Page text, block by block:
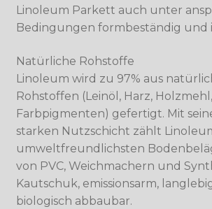
Linoleum Parkett auch unter
Bedingungen formbeständig und
Natürliche Rohstoffe
Linoleum wird zu 97% aus
Rohstoffen (Leinöl, Harz,
Farbpigmenten) gefertigt. Mit
starken Nutzschicht zählt
umweltfreundlichsten
von PVC, Weichmachern und
Kautschuk, emissionsarm,
biologisch abbaubar.